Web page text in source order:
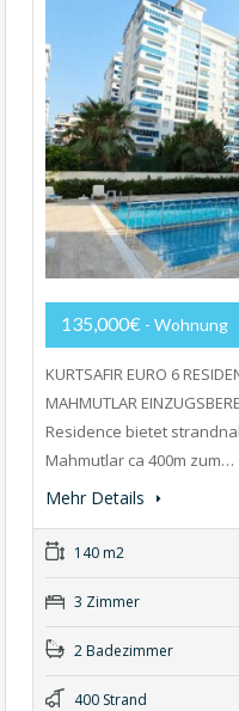
135,000€ - Wohnung
KURTSAFIR EURO 6
MAHMUTLAR
Residence bietet
Mahmutlar ca 400m zum…
Mehr Details
140 m2
3 Zimmer
2 Badezimmer
400 Strand